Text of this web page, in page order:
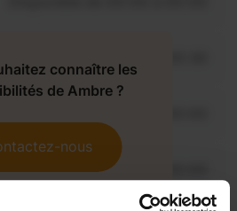
Disponible de 00:00 à 00:00
connaître les
de Ambre ?
nous